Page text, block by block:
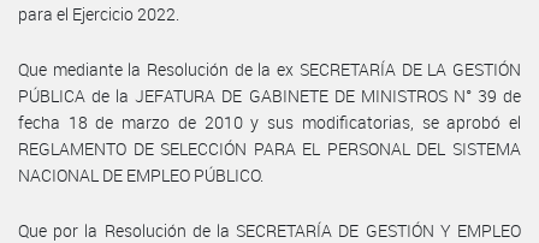
para el Ejercicio 2022.
Que mediante la Resolución de la ex SECRETARÍA DE LA GESTIÓN
PÚBLICA de la JEFATURA DE GABINETE DE MINISTROS N° 39 de
fecha 18 de marzo de 2010 y sus modificatorias, se aprobó el
REGLAMENTO DE SELECCIÓN PARA EL PERSONAL DEL SISTEMA
NACIONAL DE EMPLEO PÚBLICO.
Que por la Resolución de la SECRETARÍA DE GESTIÓN Y EMPLEO